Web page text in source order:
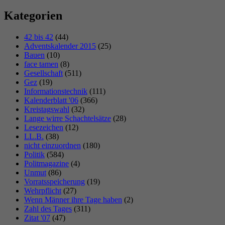
Kategorien
42 bis 42 (44)
Adventskalender 2015 (25)
Bauen (10)
face tamen (8)
Gesellschaft (511)
Gez (19)
Informationstechnik (111)
Kalenderblatt '06 (366)
Kreistagswahl (32)
Lange wirre Schachtelsätze (28)
Lesezeichen (12)
LL.B. (38)
nicht einzuordnen (180)
Politik (584)
Politmagazine (4)
Unmut (86)
Vorratsspeicherung (19)
Wehrpflicht (27)
Wenn Männer ihre Tage haben (2)
Zahl des Tages (311)
Zitat '07 (47)